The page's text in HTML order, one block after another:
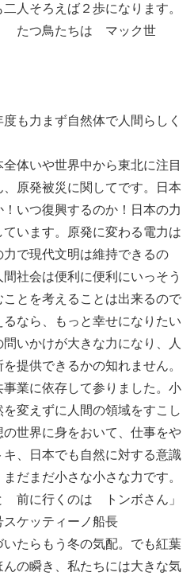
人そろえば２歩になります。
たつ鳥たちは マック世
も力まず自然体で人間らしく
体いや世界中から東北に注目
原発被災に関してです。日本
いつ復興するのか！日本の力
います。原発に変わる電力は
で現代文明は維持できるの
社会は便利に便利にいっそう
とを考えることは出来るので
なら、もっと幸せになりたい
いかけが大きな力になり、人
提供できるかの知れません。
業に依存して参りました。小
変えずに人間の領域をすこし
世界に身をおいて、仕事をや
、日本でも自然に対する意識
だまだ小さな小さな力です。
前に行くのは トンボさん」
ケッティーノ船長
たらもう冬の気配。でも紅葉
の瞬き、私たちには大きな気